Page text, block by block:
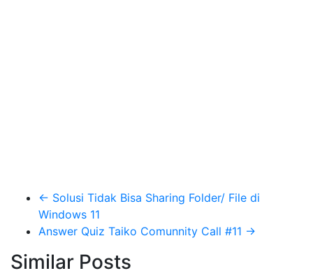
← Solusi Tidak Bisa Sharing Folder/ File di
Windows 11
Answer Quiz Taiko Comunnity Call #11 →
Similar Posts